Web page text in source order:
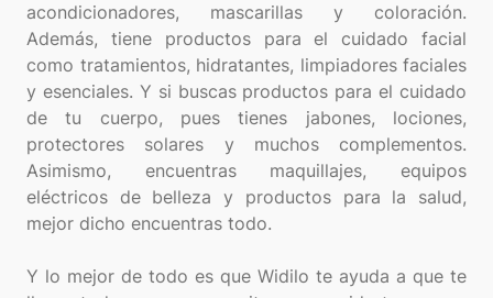
acondicionadores, mascarillas y coloración.
Además, tiene productos para el cuidado facial
como tratamientos, hidratantes, limpiadores faciales
y esenciales. Y si buscas productos para el cuidado
de tu cuerpo, pues tienes jabones, lociones,
protectores solares y muchos complementos.
Asimismo, encuentras maquillajes, equipos
eléctricos de belleza y productos para la salud,
mejor dicho encuentras todo.
Y lo mejor de todo es que Widilo te ayuda a que te